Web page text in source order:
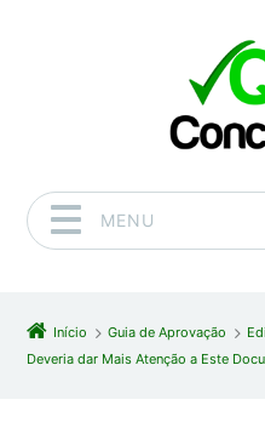
MENU
Início Guia de Aprovação
Deveria dar Mais Atenção a Este